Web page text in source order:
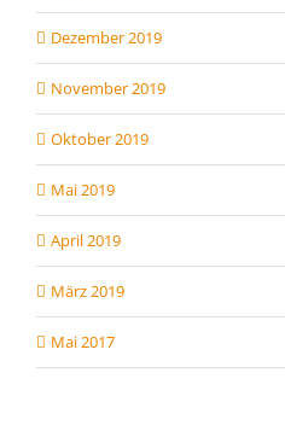
Dezember 2019
November 2019
Oktober 2019
Mai 2019
April 2019
März 2019
Mai 2017